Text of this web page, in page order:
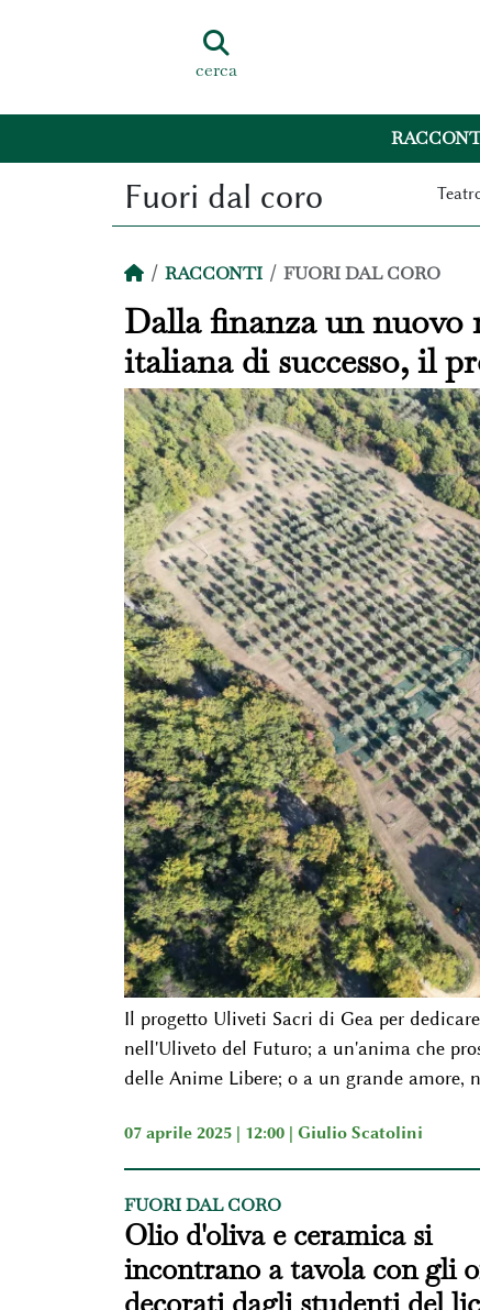
cerca
Fuori dal coro
RACCONTI FUORI DAL CORO
Dalla finanza un
italiana di successo, il
Il progetto Uliveti Sacri di Gea per
nell'Uliveto del Futuro; a un'anima che
delle Anime Libere; o a un grande amore,
07 aprile 2025 | 12:00 | Giulio Scatolini
FUORI DAL CORO
Olio d'oliva e ceramica si
incontrano a tavola con gli